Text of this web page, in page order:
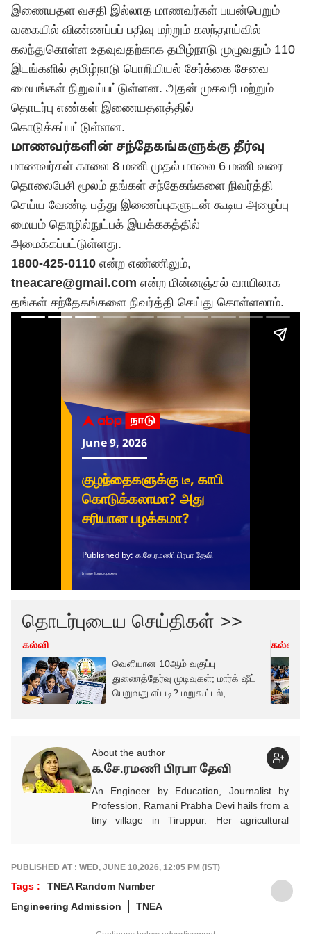
இணையதள வசதி இல்லாத மாணவர்கள் பயன்பெறும்
வகையில் விண்ணப்பப் பதிவு மற்றும் கலந்தாய்வில்
கலந்துகொள்ள உதவுவதற்காக தமிழ்நாடு முழுவதும் 110
இடங்களில் தமிழ்நாடு பொறியியல் சேர்க்கை சேவை
மையங்கள் நிறுவப்பட்டுள்ளன. அதன் முகவரி மற்றும்
தொடர்பு எண்கள் இணையதளத்தில்
கொடுக்கப்பட்டுள்ளன.
மாணவர்களின் சந்தேகங்களுக்கு தீர்வு
மாணவர்கள் காலை 8 மணி முதல் மாலை 6 மணி வரை
தொலைபேசி மூலம் தங்கள் சந்தேகங்களை நிவர்த்தி
செய்ய வேண்டி பத்து இணைப்புகளுடன் கூடிய அழைப்பு
மையம் தொழில்நுட்பக் இயக்ககத்தில்
அமைக்கப்பட்டுள்ளது.
1800-425-0110 என்ற எண்ணிலும்,
tneacare@gmail.com என்ற மின்னஞ்சல் வாயிலாக
தங்கள் சந்தேகங்களை நிவர்த்தி செய்து கொள்ளலாம்.
தொடர்புடைய செய்திகள் >>
கல்வி
வெளியான 10ஆம் வகுப்பு
துணைத்தேர்வு முடிவுகள்; மார்க் ஷீட்
பெறுவது எப்படி? மறுகூட்டல்,
கல்வி
About the author
க.சே.ரமணி பிரபா தேவி
An Engineer by Education, Journalist by
Profession, Ramani Prabha Devi hails from a
tiny village in Tiruppur. Her agricultural
industry and joined Journalism with utmost
enthusiasm. She has been working in Tamil
media for the past 11 years. Her areas of
focus are Education, Jobs, Politics,
PUBLISHED AT : WED, JUNE 10,2026, 12:05 PM (IST)
Tags :
TNEA Random Number
Engineering Admission
TNEA